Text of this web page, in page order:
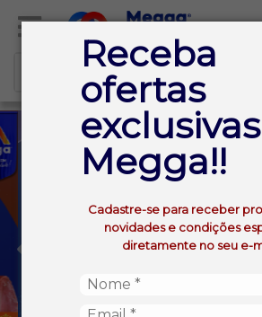
Receba
ofertas
Megga!!
Cadastre-se para receber
novidades e condições
diretamente no seu e-